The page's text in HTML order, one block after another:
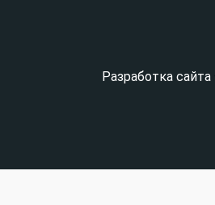
Разработка